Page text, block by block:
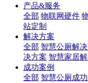
产品&服务
全部 物联网硬件
站定制
解决方案
全部 智慧公厕解
决方案 智慧家居
成功案例
全部 智慧公厕成